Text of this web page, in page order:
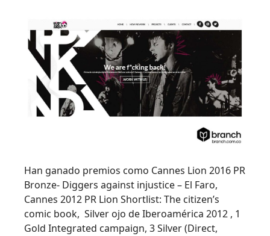
Han ganado premios como Cannes Lion 2016 PR
Bronze- Diggers against injustice – El Faro,
Cannes 2012 PR Lion Shortlist: The citizen’s
comic book, Silver ojo de Iberoamérica 2012 , 1
Gold Integrated campaign, 3 Silver (Direct,